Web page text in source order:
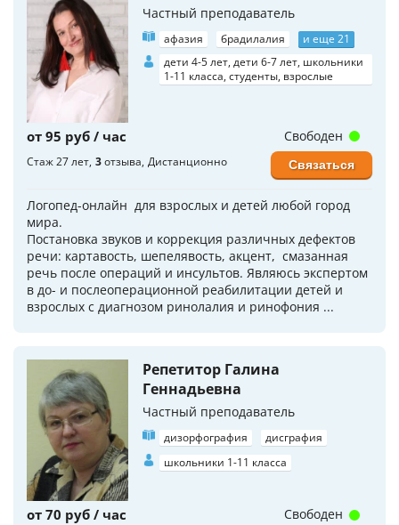
Частный преподаватель
афазия брадилалия
и еще 21
дети 4-5 лет, дети 6-7 лет, школьники
1-11 класса, студенты, взрослые
от 95 руб / час
Стаж 27 лет 3отзыва Дистанционно
Логопед-онлайн для взрослых и детей любой город
мира.
Постановка звуков и коррекция различных дефектов
речи: картавость, шепелявость, акцент, смазанная
речь после операций и инсультов. Являюсь экспертом
в до- и послеоперационной реабилитации детей и
взрослых с диагнозом ринолалия и ринофония ...
Свободен
Связаться
Репетитор Галина
Геннадьевна
Частный преподаватель
дизорфография
дисграфия
школьники 1-11 класса
от 70 руб / час Свободен